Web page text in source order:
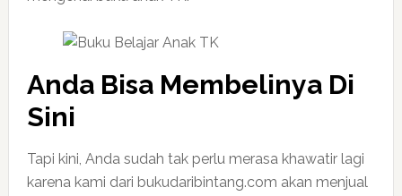
Anda Bisa Membelinya Di
Sini
Tapi kini, Anda sudah tak perlu merasa khawatir lagi
karena kami dari bukudaribintang.com akan menjual